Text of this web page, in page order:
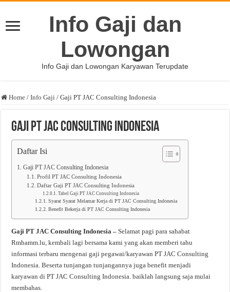
Info Gaji dan
Lowongan
Info Gaji dan Lowongan Karyawan Terupdate
Home / Info Gaji / Gaji PT JAC Consulting Indonesia
Gaji PT JAC Consulting Indonesia
Daftar Isi
Gaji PT JAC Consulting Indonesia
Profil PT JAC Consulting Indonesia
Daftar Gaji PT JAC Consulting Indonesia
Tabel Gaji PT JAC Consulting Indonesia
Syarat Syarat Melamar Kerja di PT JAC Consulting Indonesia
Benefit Bekerja di PT JAC Consulting Indonesia
Gaji PT JAC Consulting Indonesia –Selamat pagi para sahabat
Rmhamm.lu, kembali lagi bersama kami yang akan memberi tahu
informasi terbaru mengenai gaji pegawai/karyawan PT JAC Consulting
Indonesia. Beserta tunjangan tunjangannya juga benefit menjadi
karyawan di PT JAC Consulting Indonesia. baiklah langsung saja mulai
membahas.